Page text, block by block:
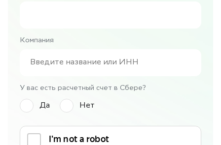
Компания
У вас есть расчетный счет в Сбере?
Да Нет